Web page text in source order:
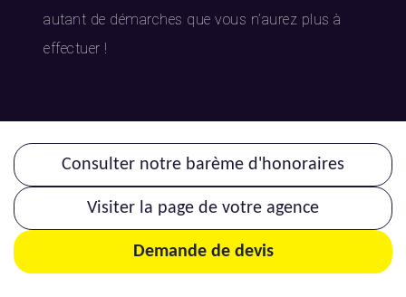
autant de démarches que vous n’aurez plus à
effectuer !
Consulter notre barème d'honoraires
Visiter la page de votre agence
Demande de devis